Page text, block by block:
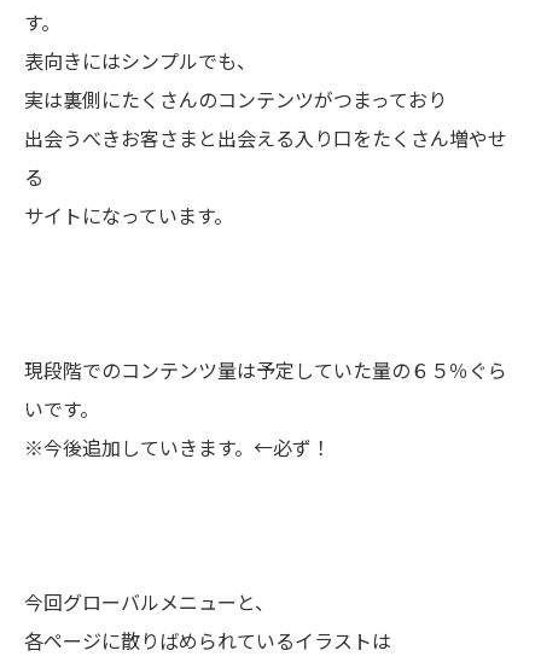
す。
表向きにはシンプルでも、
実は裏側にたくさんのコンテンツがつまっており
出会うべきお客さまと出会える入り口をたくさん増やせ
る
サイトになっています。
現段階でのコンテンツ量は予定していた量の６５％ぐら
いです。
※今後追加していきます。←必ず！
今回グローバルメニューと、
各ページに散りばめられているイラストは